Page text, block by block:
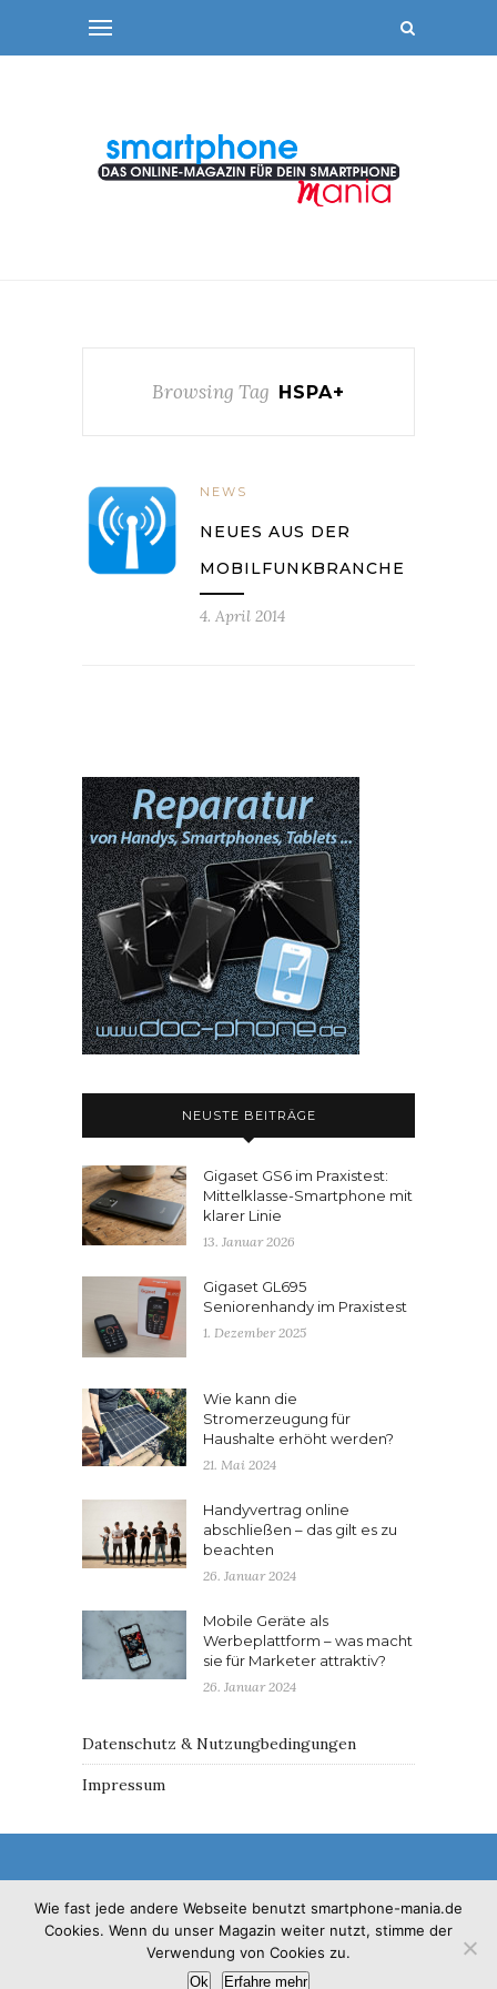
Browsing Tag HSPA+
NEWS
NEUES AUS DER
MOBILFUNKBRANCHE
4. April 2014
NEUSTE BEITRÄGE
Gigaset GS6 im Praxistest:
Mittelklasse-Smartphone mit
klarer Linie
13. Januar 2026
Gigaset GL695
Seniorenhandy im Praxistest
1. Dezember 2025
Wie kann die
Stromerzeugung für
Haushalte erhöht werden?
21. Mai 2024
Handyvertrag online
abschließen – das gilt es zu
beachten
26. Januar 2024
Mobile Geräte als
Werbeplattform – was macht
sie für Marketer attraktiv?
26. Januar 2024
Datenschutz & Nutzungbedingungen
Impressum
© 2017 - Solo Pine. All Rights Reserved. Designed &
Developed bySoloPine.com
Wie fast jede andere Webseite benutzt smartphone-mania.de
Cookies. Wenn du unser Magazin weiter nutzt, stimme der
Verwendung von Cookies zu.
Ok Erfahre mehr